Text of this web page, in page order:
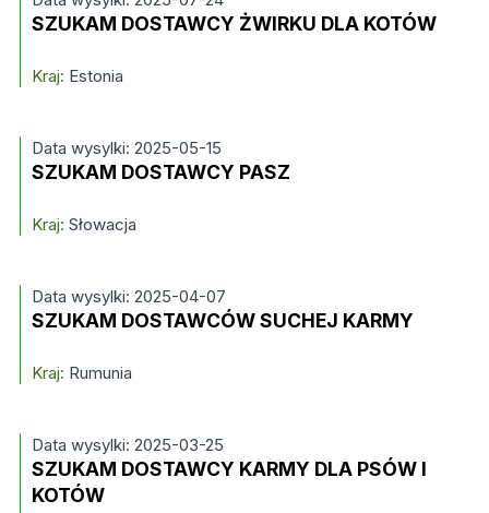
SZUKAM DOSTAWCY ŻWIRKU DLA KOTÓW
Kraj: Estonia
Data wysylki: 2025-05-15
SZUKAM DOSTAWCY PASZ
Kraj: Słowacja
Data wysylki: 2025-04-07
SZUKAM DOSTAWCÓW SUCHEJ KARMY
Kraj: Rumunia
Data wysylki: 2025-03-25
SZUKAM DOSTAWCY KARMY DLA PSÓW I
KOTÓW